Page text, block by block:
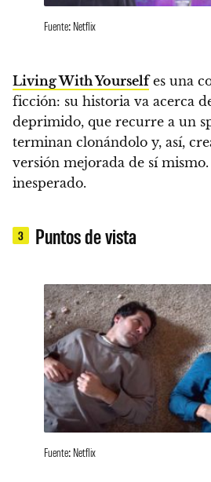
Fuente: Netflix
Living With Yourselfes una
ficción: su historia va acerca
deprimido, que recurre a un
terminan clonándolo y, así,
versión mejorada de sí mismo
inesperado.
3 Puntos de vista
Fuente: Netflix